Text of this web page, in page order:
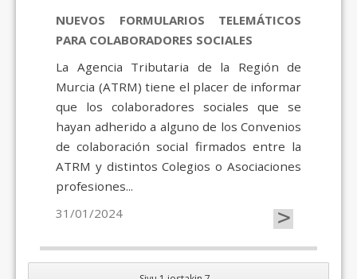
NUEVOS FORMULARIOS TELEMÁTICOS
PARA COLABORADORES SOCIALES
La Agencia Tributaria de la Región de
Murcia (ATRM) tiene el placer de informar
que los colaboradores sociales que se
hayan adherido a alguno de los Convenios
de colaboración social firmados entre la
ATRM y distintos Colegios o Asociaciones
profesiones...
31/01/2024
>